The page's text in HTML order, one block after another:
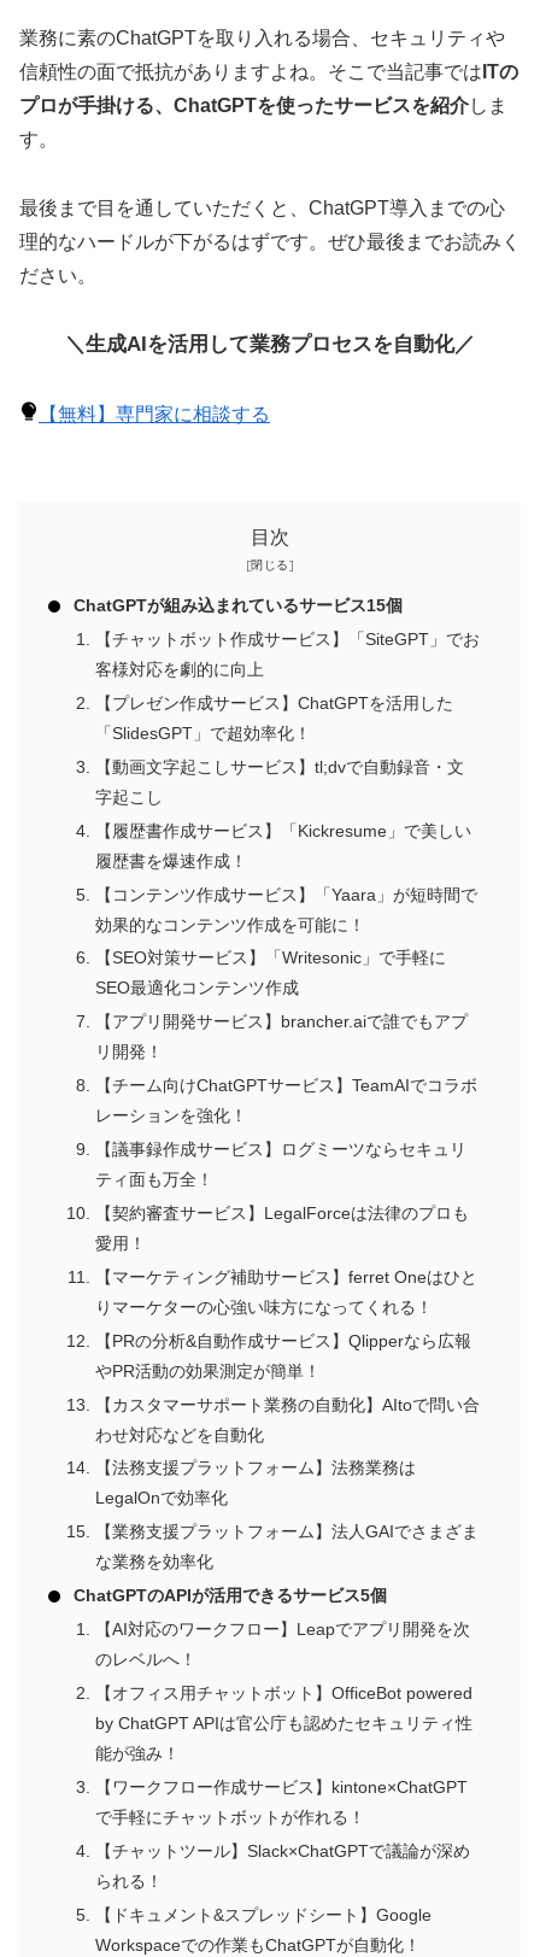
業務に素のChatGPTを取り入れる場合、セキュリティや
信頼性の面で抵抗がありますよね。そこで当記事では ITの
プロが手掛ける、ChatGPTを使ったサービスを紹介しま
す。
最後まで目を通していただくと、ChatGPT導入までの心
理的なハードルが下がるはずです。ぜひ最後までお読みく
ださい。
＼生成AIを活用して業務プロセスを自動化／
【無料】専門家に相談する
目次
ChatGPTが組み込まれているサービス15個
【チャットボット作成サービス】「SiteGPT」でお
客様対応を劇的に向上
【プレゼン作成サービス】ChatGPTを活用した
「SlidesGPT」で超効率化！
【動画文字起こしサービス】tl;dvで自動録音・文
字起こし
【履歴書作成サービス】「Kickresume」で美しい
履歴書を爆速作成！
【コンテンツ作成サービス】「Yaara」が短時間で
効果的なコンテンツ作成を可能に！
【SEO対策サービス】「Writesonic」で手軽に
SEO最適化コンテンツ作成
【アプリ開発サービス】brancher.aiで誰でもアプ
リ開発！
【チーム向けChatGPTサービス】TeamAIでコラボ
レーションを強化！
【議事録作成サービス】ログミーツならセキュリ
ティ面も万全！
【契約審査サービス】LegalForceは法律のプロも
愛用！
【マーケティング補助サービス】ferret Oneはひと
りマーケターの心強い味方になってくれる！
【PRの分析&自動作成サービス】Qlipperなら広報
やPR活動の効果測定が簡単！
【カスタマーサポート業務の自動化】AItoで問い合
わせ対応などを自動化
【法務支援プラットフォーム】法務業務は
LegalOnで効率化
【業務支援プラットフォーム】法人GAIでさまざま
な業務を効率化
ChatGPTのAPIが活用できるサービス5個
【AI対応のワークフロー】Leapでアプリ開発を次
のレベルへ！
【オフィス用チャットボット】OfficeBot powered
by ChatGPT APIは官公庁も認めたセキュリティ性
能が強み！
【ワークフロー作成サービス】kintone×ChatGPT
で手軽にチャットボットが作れる！
【チャットツール】Slack×ChatGPTで議論が深め
られる！
【ドキュメント&スプレッドシート】Google
Workspaceでの作業もChatGPTが自動化！